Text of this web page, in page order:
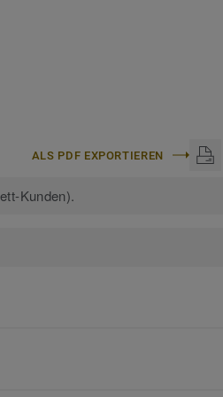
ALS PDF EXPORTIEREN
Kunden).